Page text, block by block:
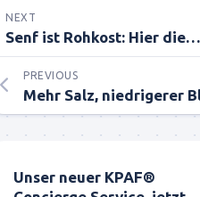
NEXT
Senf ist Rohkost: Hier die Herstellungsweise von Senf
PREVIOUS
Unser neuer KPAF®